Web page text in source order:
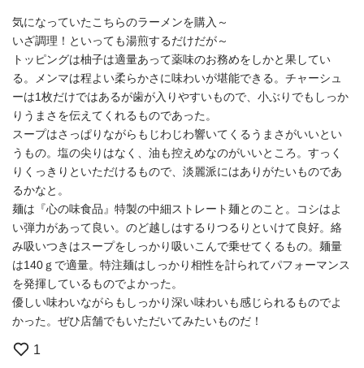
気になっていたこちらのラーメンを購入～
いざ調理！といっても湯煎するだけだが～
トッピングは柚子は適量あって薬味のお務めをしかと果してい
る。メンマは程よい柔らかさに味わいが堪能できる。チャーシュ
ーは1枚だけではあるが歯が入りやすいもので、小ぶりでもしっか
りうまさを伝えてくれるものであった。
スープはさっぱりながらもじわじわ響いてくるうまさがいいとい
うもの。塩の尖りはなく、油も控えめなのがいいところ。すっく
りくっきりといただけるもので、淡麗派にはありがたいものであ
るかなと。
麺は『心の味食品』特製の中細ストレート麺とのこと。コシはよ
い弾力があって良い。のど越しはするりつるりといけて良好。絡
み吸いつきはスープをしっかり吸いこんで乗せてくるもの。麺量
は140ｇで適量。特注麺はしっかり相性を計られてパフォーマンス
を発揮しているものでよかった。
優しい味わいながらもしっかり深い味わいも感じられるものでよ
かった。ぜひ店舗でもいただいてみたいものだ！
1